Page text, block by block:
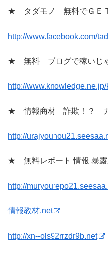
★ タダモノ 無料でＧＥ
http://www.facebook.com/
★ 無料 ブログで稼いじ
http://
★ 情報商材 詐欺！？ ガ
http://
★ 無料レポート 情報 暴露
http://
情報教材.net
http://xn--ols92rrzdr9b.net